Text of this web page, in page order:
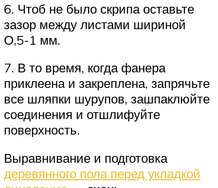
6. Чтоб не было скрипа оставьте
зазор между листами шириной
О,5-1 мм.
7. В то время, когда фанера
приклеена и закреплена, запрячьте
все шляпки шурупов, зашпаклюйте
соединения и отшлифуйте
поверхность.
Выравнивание и подготовка
деревянного пола перед укладкой